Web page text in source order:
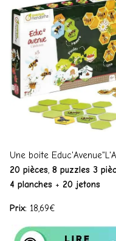
Une boite
20 pièces 8 puzzles 3
4 planches + 20 jetons
Prix: 18,69€